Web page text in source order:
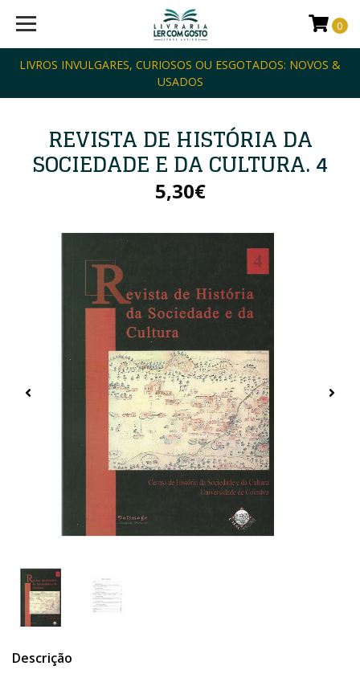
LIVROS INVULGARES, CURIOSOS OU ESGOTADOS: NOVOS &
USADOS
0
REVISTA DE HISTÓRIA DA
SOCIEDADE E DA CULTURA. 4
5,30€
Descrição